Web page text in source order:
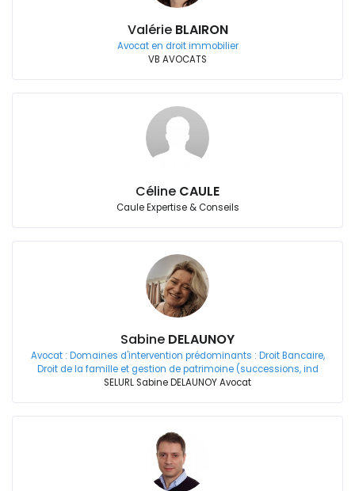
Valérie BLAIRON
Avocat en droit immobilier
VB AVOCATS
Céline CAULE
Caule Expertise & Conseils
Sabine DELAUNOY
Avocat : Domaines d'intervention prédominants : Droit Bancaire,
Droit de la famille et gestion de patrimoine (successions, ind
SELURL Sabine DELAUNOY Avocat